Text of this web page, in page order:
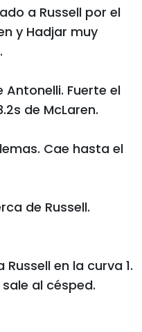
a Russell por el
y Hadjar muy
Antonelli. Fuerte el
de McLaren.
Cae hasta el
de Russell.
en la curva 1.
al césped.